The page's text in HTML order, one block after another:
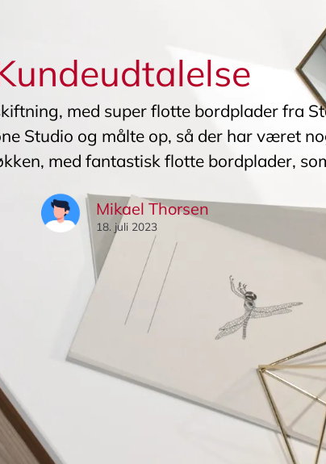
med super flotte bordplader fra
Studio og målte op, så der har været
med fantastisk flotte bordplader,
Mikael Thorsen
18. juli 2023